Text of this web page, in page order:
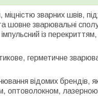
зварних швів,
шовне зварювальні
із
герметичне
відомих брендів,
оптоволокном,